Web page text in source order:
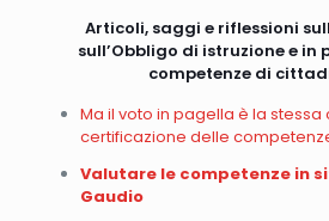
Articoli, saggi e riflessioni
sull’Obbligo di istruzione e in
competenze di
Ma il voto in pagella è la stessa
certificazione delle
Valutare le competenze in
Gaudio